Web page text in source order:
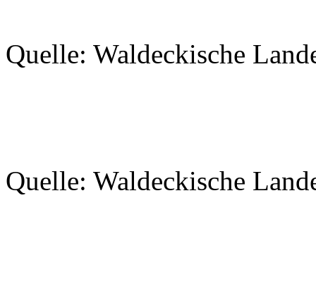
Quelle: Waldeckische
Quelle: Waldeckische